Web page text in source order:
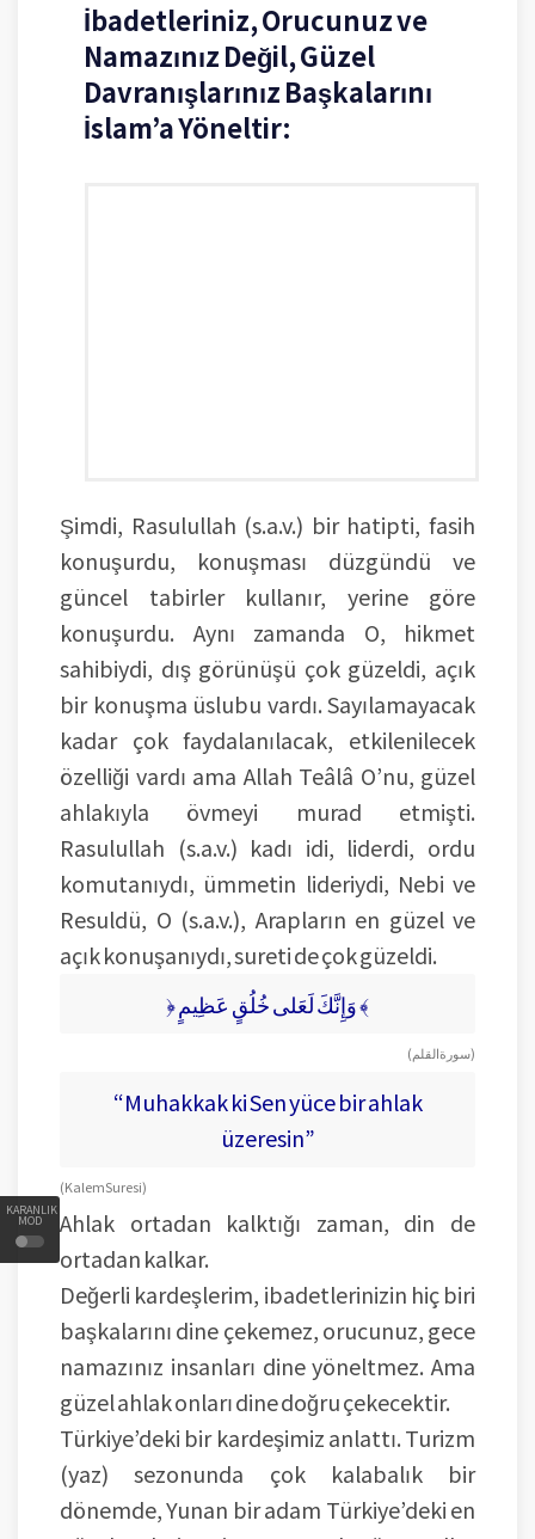
KARANLIK
MOD
İbadetleriniz, Orucunuz ve
Namazınız Değil, Güzel
Davranışlarınız Başkalarını
İslam’a Yöneltir:
Şimdi, Rasulullah (s.a.v.) bir hatipti, fasih
konuşurdu, konuşması düzgündü ve
güncel tabirler kullanır, yerine göre
konuşurdu. Aynı zamanda O, hikmet
sahibiydi, dış görünüşü çok güzeldi, açık
bir konuşma üslubu vardı. Sayılamayacak
kadar çok faydalanılacak, etkilenilecek
özelliği vardı ama Allah Teâlâ O’nu, güzel
ahlakıyla övmeyi murad etmişti.
Rasulullah (s.a.v.) kadı idi, liderdi, ordu
komutanıydı, ümmetin lideriydi, Nebi ve
Resuldü, O (s.a.v.), Arapların en güzel ve
açık konuşanıydı, sureti de çok güzeldi.
﴿ وَإِنَّكَ لَعَلى خُلُقٍ عَظِيمٍ ﴾
( سورة القلم )
“Muhakkak ki Sen yüce bir ahlak
üzeresin”
(Kalem Suresi)
Ahlak ortadan kalktığı zaman, din de
ortadan kalkar.
Değerli kardeşlerim, ibadetlerinizin hiç biri
başkalarını dine çekemez, orucunuz, gece
namazınız insanları dine yöneltmez. Ama
güzel ahlak onları dine doğru çekecektir.
Türkiye’deki bir kardeşimiz anlattı. Turizm
(yaz) sezonunda çok kalabalık bir
dönemde, Yunan bir adam Türkiye’deki en